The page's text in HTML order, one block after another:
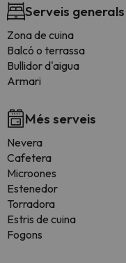
Serveis
Zona de cuina
Balcó o terrassa
Bullidor d'aigua
Armari
Més serveis
Nevera
Cafetera
Microones
Estenedor
Torradora
Estris de cuina
Fogons